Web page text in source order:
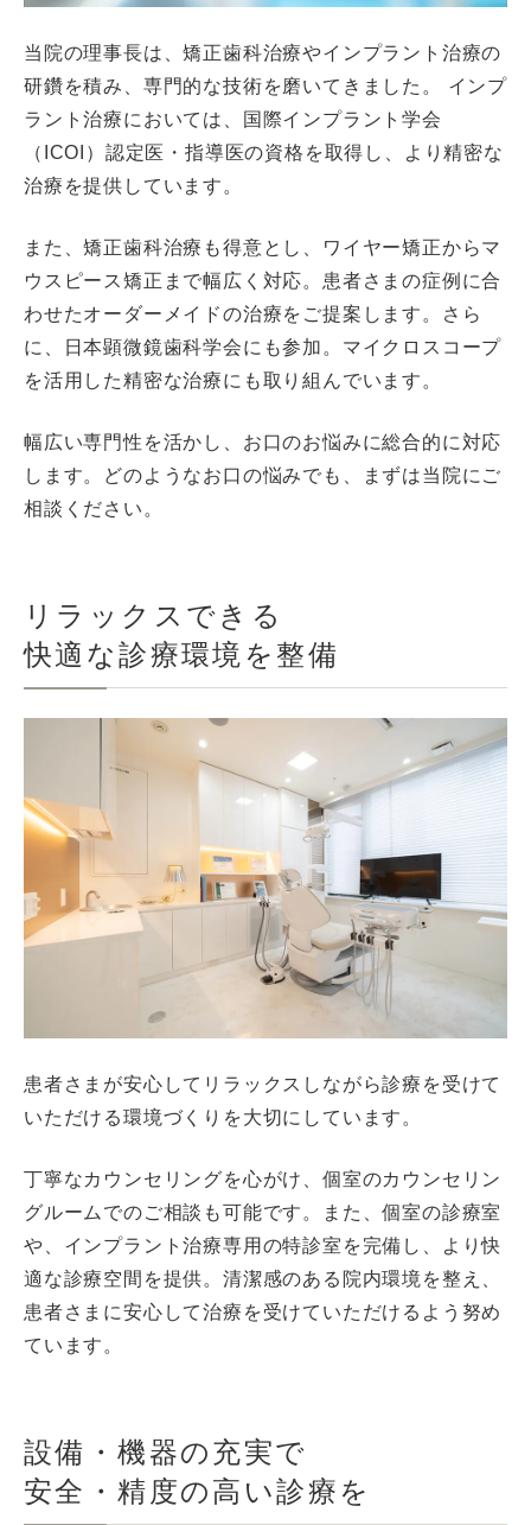
当院の理事長は、矯正歯科治療やインプラント治療の
研鑽を積み、専門的な技術を磨いてきました。 インプ
ラント治療においては、国際インプラント学会
（ICOI）認定医・指導医の資格を取得し、より精密な
治療を提供しています。
また、矯正歯科治療も得意とし、ワイヤー矯正からマ
ウスピース矯正まで幅広く対応。患者さまの症例に合
わせたオーダーメイドの治療をご提案します。さら
に、日本顕微鏡歯科学会にも参加。マイクロスコープ
を活用した精密な治療にも取り組んでいます。
幅広い専門性を活かし、お口のお悩みに総合的に対応
します。どのようなお口の悩みでも、まずは当院にご
相談ください。
リラックスできる
快適な診療環境を整備
患者さまが安心してリラックスしながら診療を受けて
いただける環境づくりを大切にしています。
丁寧なカウンセリングを心がけ、個室のカウンセリン
グルームでのご相談も可能です。また、個室の診療室
や、インプラント治療専用の特診室を完備し、より快
適な診療空間を提供。清潔感のある院内環境を整え、
患者さまに安心して治療を受けていただけるよう努め
ています。
設備・機器の充実で
安全・精度の高い診療を